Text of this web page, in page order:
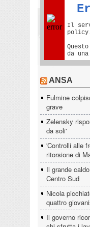
ANSA
Fulmine
grave
Zelensky
da soli'
'Controlli alle
ritorsione di
Il grande
Centro Sud
Nicola
quattro
Il governo